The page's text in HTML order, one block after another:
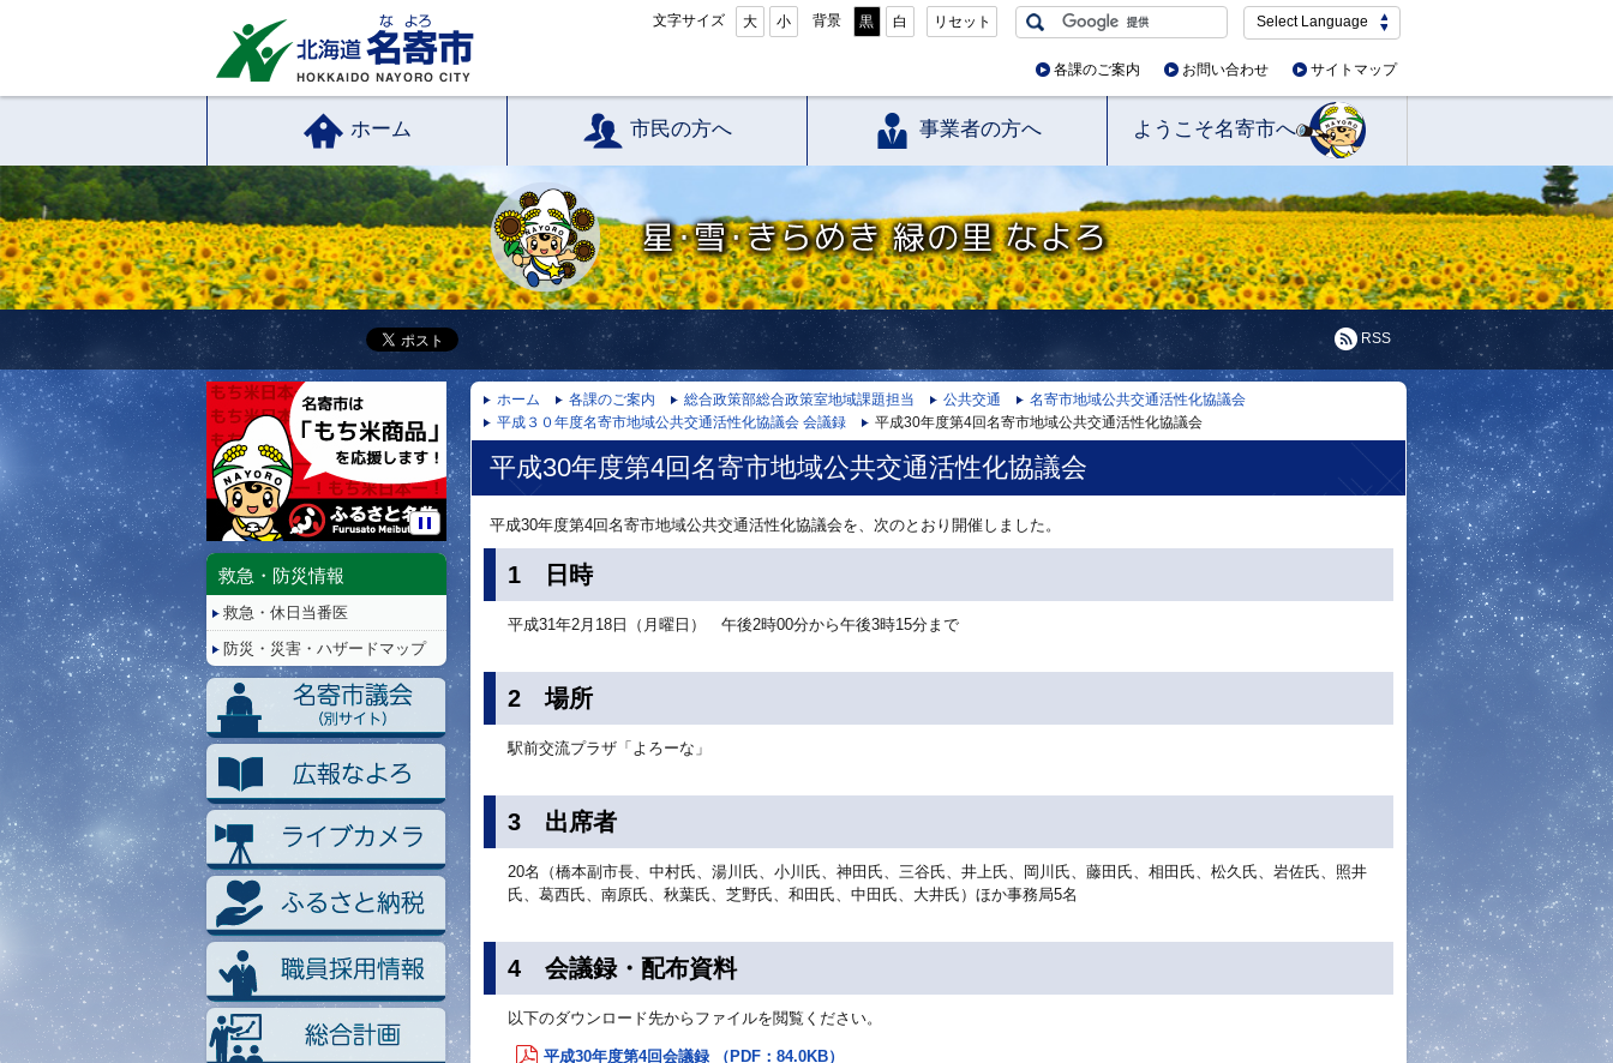
文字サイズ 大 小 背景 黒 白 リセット Select Language
各課のご案内 お問い合わせ サイトマップ
ホーム 市民の方へ 事業者の方へ ようこそ名寄市へ
星・雪・きらめき 緑の里 なよろ
RSS
ホーム 各課のご案内 総合政策部総合政策室地域課題担当 公共交通
名寄市地域公共交通活性化協議会
平成３０年度名寄市地域公共交通活性化協議会 会議録
平成30年度第4回名寄市地域公共交通活性化協議会
平成30年度第4回名寄市地域公共交通活性化協議会
平成30年度第4回名寄市地域公共交通活性化協議会を、次のとおり開催しました。
1 日時
平成31年2月18日（月曜日） 午後2時00分から午後3時15分まで
2 場所
駅前交流プラザ「よろーな」
3 出席者
20名（橋本副市長、中村氏、湯川氏、小川氏、神田氏、三谷氏、井上氏、岡川氏、藤田氏、相田氏、松久氏、岩佐氏、照井
氏、葛西氏、南原氏、秋葉氏、芝野氏、和田氏、中田氏、大井氏）ほか事務局5名
4 会議録・配布資料
以下のダウンロード先からファイルを閲覧ください。
平成30年度第4回会議録 （PDF：84.0KB）
停
再
救急・防災情報
救急・休日当番医
防災・災害・ハザードマップ